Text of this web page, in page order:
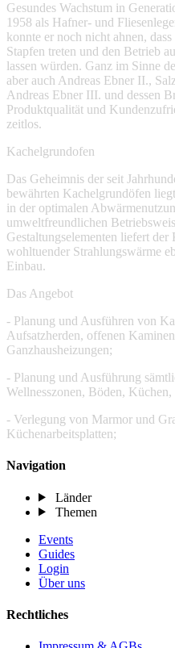
Gesundes Wachstum in
1958 als Hafner- und
konnte er noch nicht ahnen,
Stapfen treten und den Betrieb
lassen würden. Ganz im Sinne
aber auch Andreas Ebner II.,
Andreas Ebner III. und dessen
Produktqualität und
zeitlos.
Kachelgrundofen
Das Geheimnis der seit
bewährten Kachelgrundöfen
in der optimalen
umweltfreundlichen
Gestaltungselementen liefert
wohltuender Strahlungswärme
Einbau.
Das Angebot
- Planung und Ausführen von
Aufsatzherden, offenen
Ganzhausheizungen;
- Planung und Ausführung
Wellnesszonen, Böden,
- Verlegung von Marmor und
Küchenarbeitsplatten;
Navigation
Länder
Themen
Events
Guides
Login
Über uns
Rechtliches